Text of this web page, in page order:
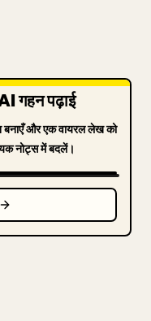
गहन पढ़ाई
बनाएँ और एक वायरल लेख को
नोट्स में बदलें।